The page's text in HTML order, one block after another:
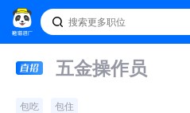
五金操作员
包吃 包住